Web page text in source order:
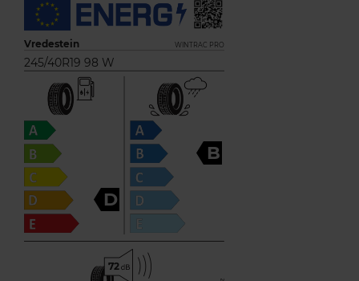
Vredestein WINTRAC PRO
245/40R19 98 W
D
B
72